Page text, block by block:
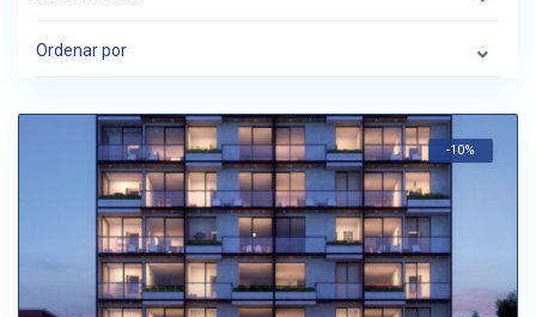
Ordenar por
-10%